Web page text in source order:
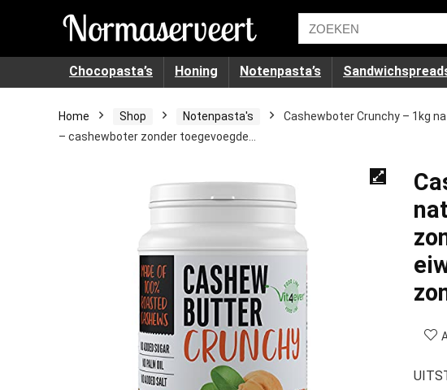
Chocopasta’s Honing Notenpasta’s
Home Shop Notenpasta's
Cashewboter Crunchy – 1kg
– cashewboter zonder toegevoegde…